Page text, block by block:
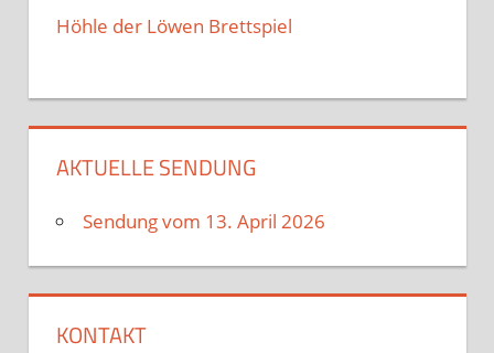
Höhle der Löwen Brettspiel
AKTUELLE SENDUNG
Sendung vom 13. April 2026
KONTAKT